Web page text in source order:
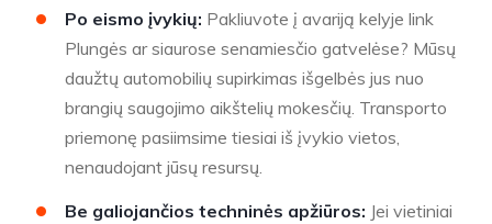
Po eismo įvykių: Pakliuvote į avariją kelyje link
Plungės ar siaurose senamiesčio gatvelėse? Mūsų
daužtų automobilių supirkimas išgelbės jus nuo
brangių saugojimo aikštelių mokesčių. Transporto
priemonę pasiimsime tiesiai iš įvykio vietos,
nenaudojant jūsų resursų.
Be galiojančios techninės apžiūros: Jei vietiniai